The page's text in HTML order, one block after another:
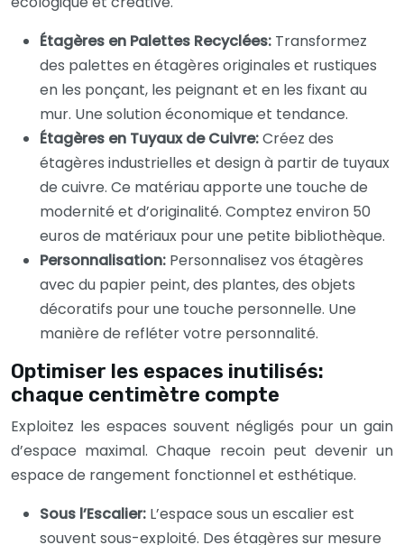
Étagères en Palettes Recyclées: Transformez
des palettes en étagères originales et rustiques
en les ponçant, les peignant et en les fixant au
mur. Une solution économique et tendance.
Étagères en Tuyaux de Cuivre:Créez des
étagères industrielles et design à partir de tuyaux
de cuivre. Ce matériau apporte une touche de
modernité et d’originalité. Comptez environ 50
euros de matériaux pour une petite bibliothèque.
Personnalisation: Personnalisez vos étagères
avec du papier peint, des plantes, des objets
décoratifs pour une touche personnelle. Une
manière de refléter votre personnalité.
Optimiser les espaces inutilisés:
chaque centimètre compte
Exploitez les espaces souvent négligés pour un gain
d’espace maximal. Chaque recoin peut devenir un
espace de rangement fonctionnel et esthétique.
Sous l’Escalier: L’espace sous un escalier est
souvent sous-exploité. Des étagères sur mesure